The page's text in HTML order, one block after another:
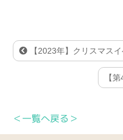
【2023年】クリスマスイ
【
＜一覧へ戻る＞